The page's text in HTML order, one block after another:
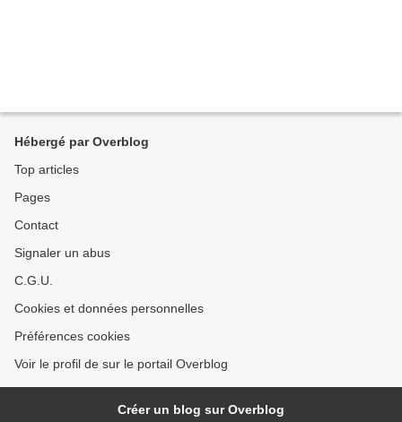
Hébergé par Overblog
Top articles
Pages
Contact
Signaler un abus
C.G.U.
Cookies et données personnelles
Préférences cookies
Voir le profil de sur le portail Overblog
Créer un blog sur Overblog